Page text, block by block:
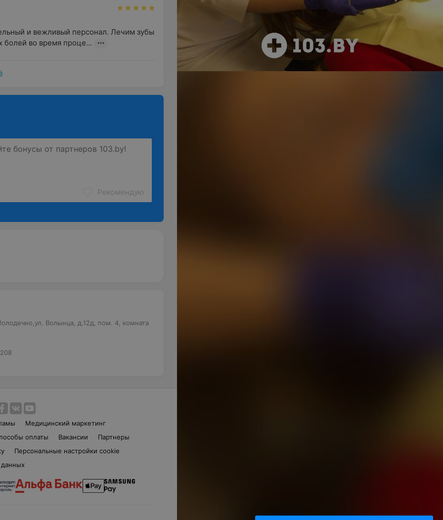
специалиста:
противопоказания и
и вежливый персонал. Лечим зубы
болей во время проце...
Рекомендую
Волынца, д.12д, пом. 4, комната
Медицинский маркетинг
оплаты Вакансии
Партнеры
Персональные настройки cookie